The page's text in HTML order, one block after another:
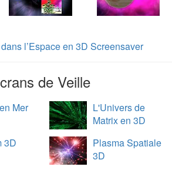
l’Espace en 3D Screensaver
de Veille
Mer
L'Univers de
Matrix en 3D
3D
Plasma Spatiale
3D